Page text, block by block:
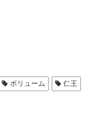
ボリューム 仁王